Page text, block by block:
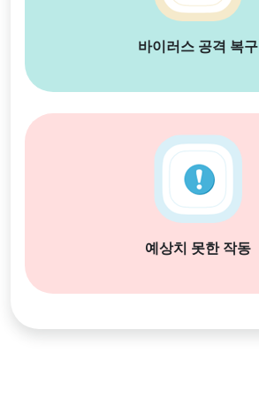
바이러스 공격 복구
예상치 못한 작동